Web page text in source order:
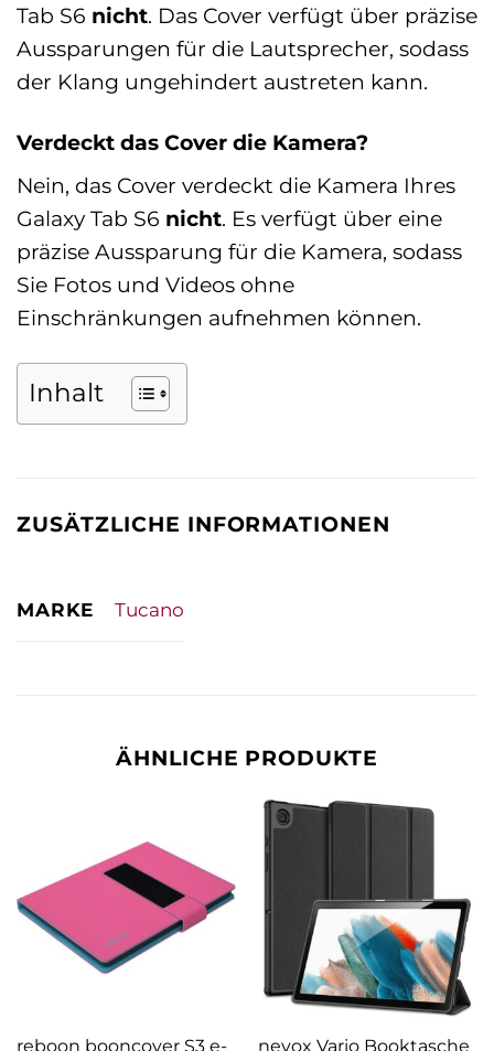
Tab S6 nicht. Das Cover verfügt über präzise
Aussparungen für die Lautsprecher, sodass
der Klang ungehindert austreten kann.
Verdeckt das Cover die Kamera?
Nein, das Cover verdeckt die Kamera Ihres
Galaxy Tab S6 nicht. Es verfügt über eine
präzise Aussparung für die Kamera, sodass
Sie Fotos und Videos ohne
Einschränkungen aufnehmen können.
Inhalt
ZUSÄTZLICHE INFORMATIONEN
MARKE Tucano
ÄHNLICHE PRODUKTE
reboon booncover S3 e- nevox Vario Booktasche